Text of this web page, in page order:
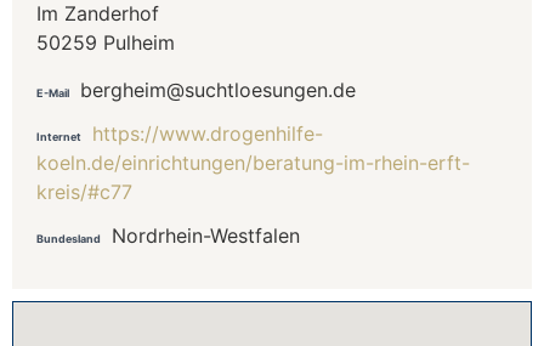
Im Zanderhof
50259 Pulheim
E-Mail bergheim@suchtloesungen.de
Internet
https://www.drogenhilfe-
koeln.de/einrichtungen/beratung-im-rhein-erft-
kreis/#c77
Bundesland Nordrhein-Westfalen